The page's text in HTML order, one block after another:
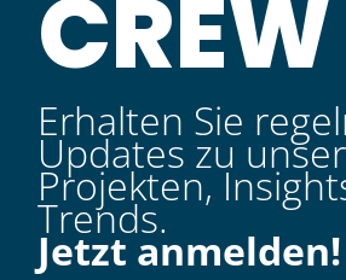
CREW
Erhalten Sie
Updates zu
Projekten,
Trends.
Jetzt anmelden!